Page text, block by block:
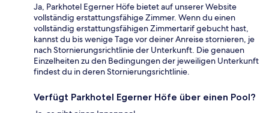
Ja, Parkhotel Egerner Höfe bietet auf unserer Website
vollständig erstattungsfähige Zimmer. Wenn du einen
vollständig erstattungsfähigen Zimmertarif gebucht hast,
kannst du bis wenige Tage vor deiner Anreise stornieren, je
nach Stornierungsrichtlinie der Unterkunft. Die genauen
Einzelheiten zu den Bedingungen der jeweiligen Unterkunft
findest du in deren Stornierungsrichtlinie.
Verfügt Parkhotel Egerner Höfe über einen Pool?